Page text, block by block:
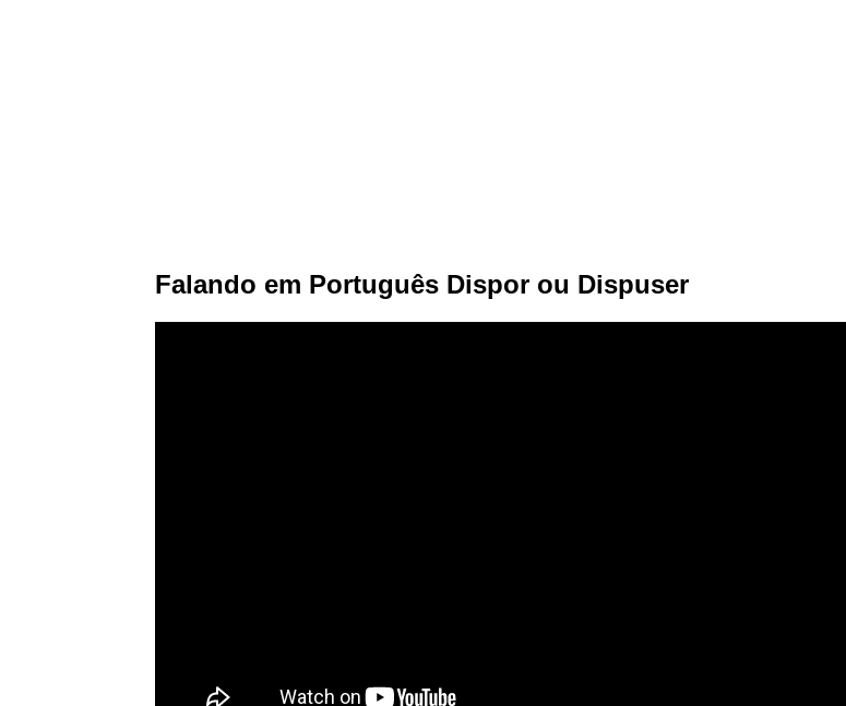
Falando em Português Dispor ou Dispuser